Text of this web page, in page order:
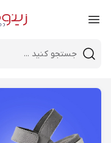
Mobile header search